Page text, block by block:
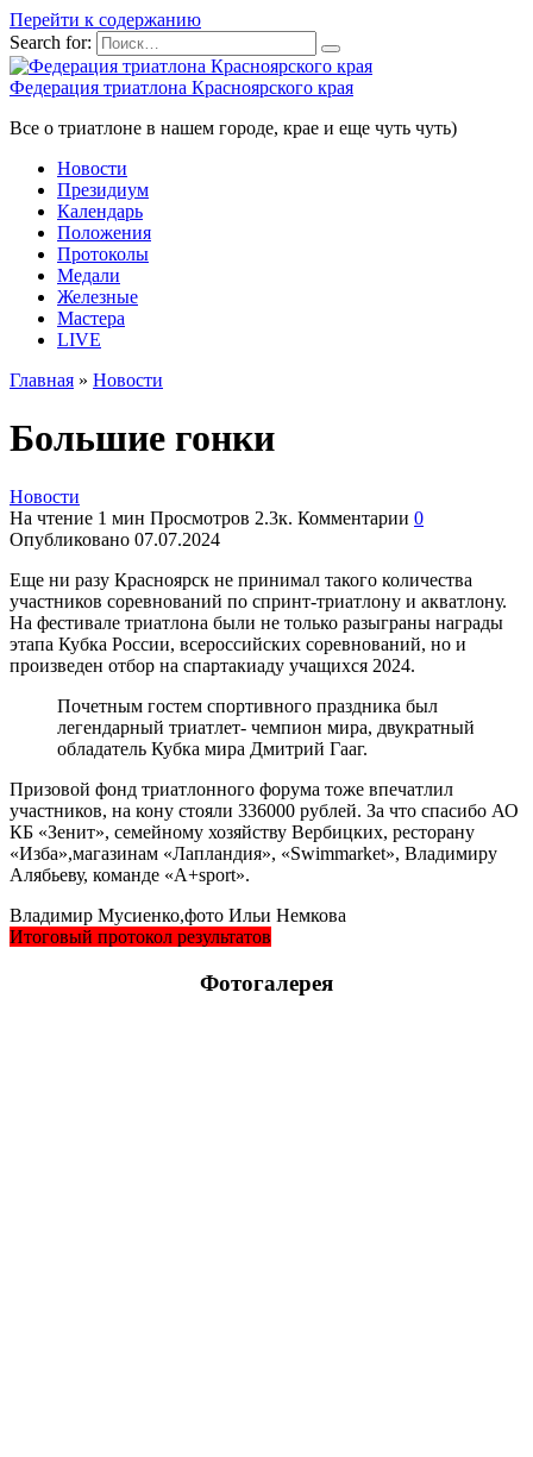
Перейти к содержанию
Search for:
Федерация триатлона Красноярского края
Все о триатлоне в нашем городе, крае и еще чуть чуть)
Новости
Президиум
Календарь
Положения
Протоколы
Медали
Железные
Мастера
LIVE
Главная » Новости
Большие гонки
Новости
На чтение 1 мин Просмотров 2.3к. Комментарии 0
Опубликовано 07.07.2024
Еще ни разу Красноярск не принимал такого количества
участников соревнований по спринт-триатлону и акватлону.
На фестивале триатлона были не только разыграны награды
этапа Кубка России, всероссийских соревнований, но и
произведен отбор на спартакиаду учащихся 2024.
Почетным гостем спортивного праздника был
легендарный триатлет- чемпион мира, двукратный
обладатель Кубка мира Дмитрий Гааг.
Призовой фонд триатлонного форума тоже впечатлил
участников, на кону стояли 336000 рублей. За что спасибо АО
КБ «Зенит», семейному хозяйству Вербицких, ресторану
«Изба»,магазинам «Лапландия», «Swimmarket», Владимиру
Алябьеву, команде «А+sport».
Владимир Мусиенко,фото Ильи Немкова
Итоговый протокол результатов
Фотогалерея